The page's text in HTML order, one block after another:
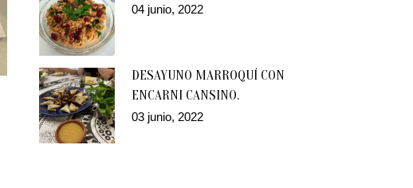
04 junio, 2022
DESAYUNO MARROQUÍ CON
ENCARNI CANSINO.
03 junio, 2022